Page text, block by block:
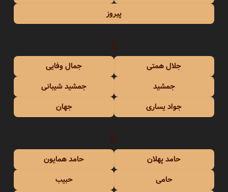
پیروز
ج
جلال همتی
جمال وفایی
جمشید
جمشید شیبانی
جواد یساری
جهان
ح
حامد پهلان
حامد همایون
حامی
حبیب